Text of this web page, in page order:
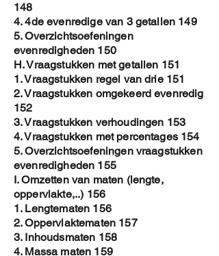
148
4. 4de evenredige van 3 getallen 149
5. Overzichtsoefeningen
evenredigheden 150
H. Vraagstukken met getallen 151
1. Vraagstukken regel van drie 151
2. Vraagstukken omgekeerd evenredig
152
3. Vraagstukken verhoudingen 153
4. Vraagstukken met percentages 154
5. Overzichtsoefeningen vraagstukken
evenredigheden 155
I. Omzetten van maten (lengte,
oppervlakte,..) 156
1. Lengtematen 156
2. Oppervlaktematen 157
3. Inhoudsmaten 158
4. Massa maten 159